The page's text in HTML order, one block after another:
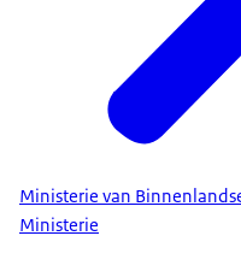
Ministerie van
Ministerie